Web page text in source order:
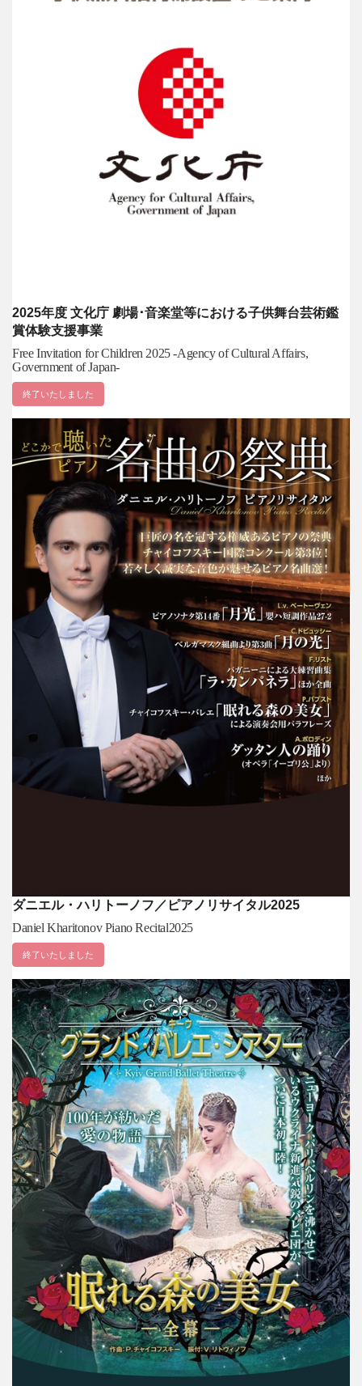
2025年度 文化庁 劇場･音楽堂等における子供舞台芸術鑑
賞体験支援事業
Free Invitation for Children 2025 -Agency of Cultural Affairs,
Government of Japan-
終了いたしました
ダニエル・ハリトーノフ／ピアノリサイタル2025
Daniel Kharitonov Piano Recital2025
終了いたしました